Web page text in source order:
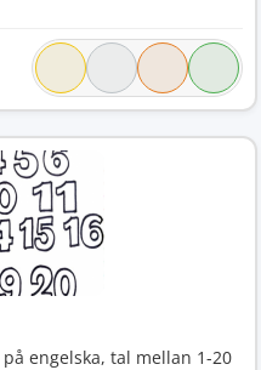
engelska, tal mellan 1-20